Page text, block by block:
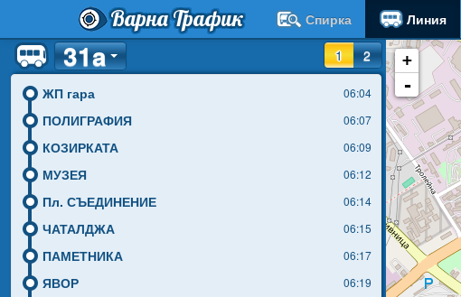
Варна Трафик Спирка Линия
1
2
31a
ЖП гара 06:04
ПОЛИГРАФИЯ 06:07
КОЗИРКАТА 06:09
МУЗЕЯ 06:12
Пл. СЪЕДИНЕНИЕ 06:14
ЧАТАЛДЖА 06:15
ПАМЕТНИКА 06:17
ЯВОР 06:19
+
-